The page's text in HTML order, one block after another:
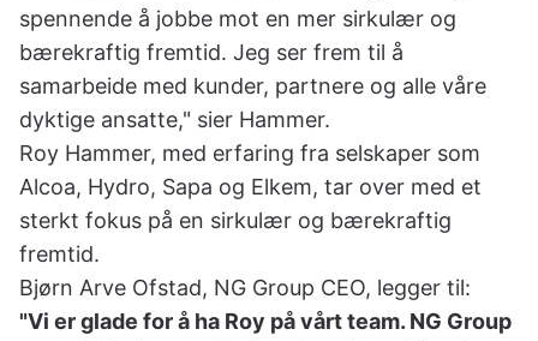
spennende å jobbe mot en mer sirkulær og
bærekraftig fremtid. Jeg ser frem til å
samarbeide med kunder, partnere og alle våre
dyktige ansatte," sier Hammer.
Roy Hammer, med erfaring fra selskaper som
Alcoa, Hydro, Sapa og Elkem, tar over med et
sterkt fokus på en sirkulær og bærekraftig
fremtid.
Bjørn Arve Ofstad, NG Group CEO, legger til:
"Vi er glade for å ha Roy på vårt team. NG Group